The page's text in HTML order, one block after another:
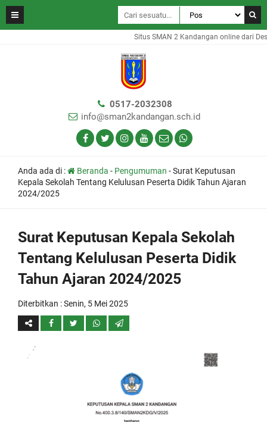
Situs SMAN 2 Kandangan online dari
0517-2032308
info@sman2kandangan.sch.id
Anda ada di : Beranda - Pengumuman -Surat Keputusan
Kepala Sekolah Tentang Kelulusan Peserta Didik Tahun Ajaran
2024/2025
Surat Keputusan Kepala Sekolah
Tentang Kelulusan Peserta Didik
Tahun Ajaran 2024/2025
Diterbitkan :Senin, 5 Mei 2025